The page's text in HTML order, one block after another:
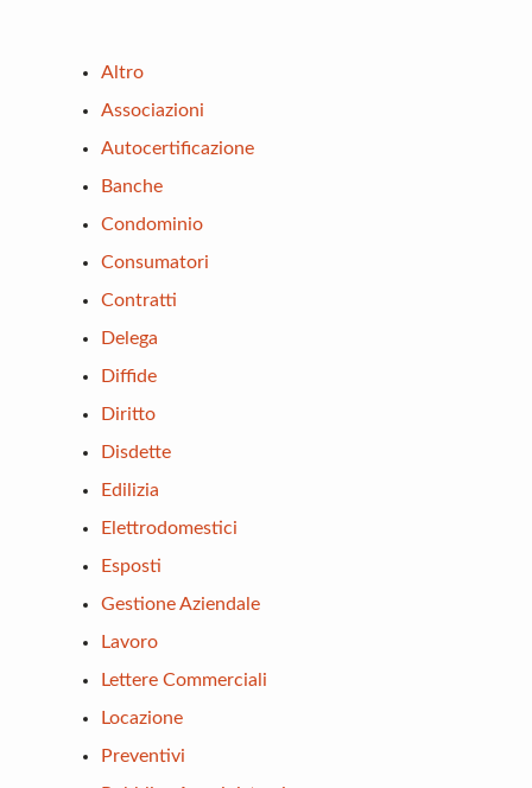
Altro
Associazioni
Autocertificazione
Banche
Condominio
Consumatori
Contratti
Delega
Diffide
Diritto
Disdette
Edilizia
Elettrodomestici
Esposti
Gestione Aziendale
Lavoro
Lettere Commerciali
Locazione
Preventivi